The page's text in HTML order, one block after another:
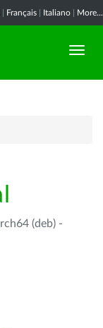
Français Italiano More...
(deb) -